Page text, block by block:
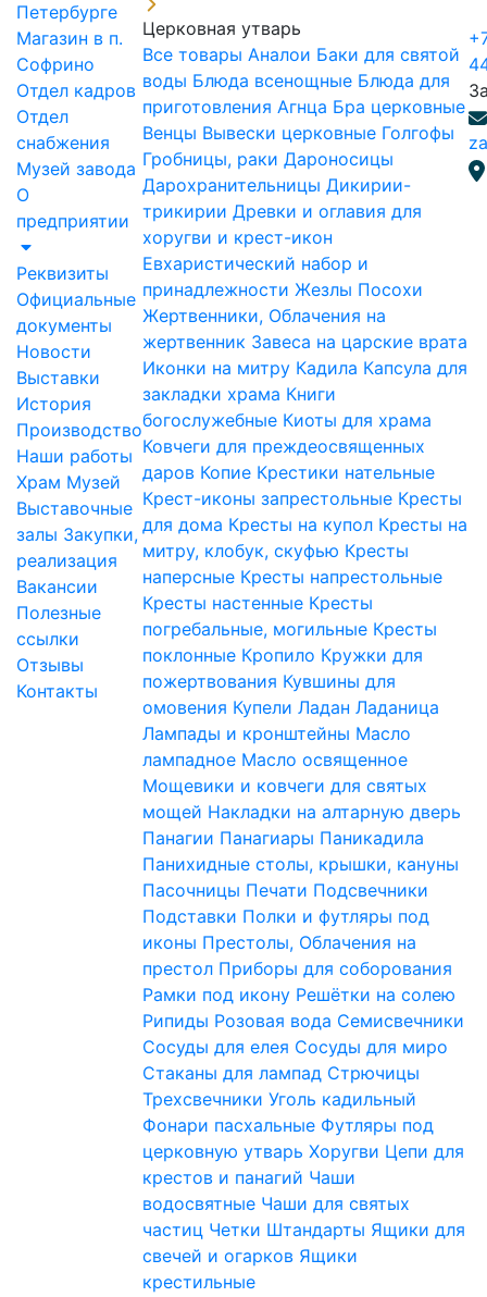
Петербурге
Магазин в п.
Софрино
Отдел кадров
Отдел
снабжения
Музей завода
О
предприятии
Реквизиты
Официальные
документы
Новости
Выставки
История
Производство
Наши работы
Храм Музей
Выставочные
залы Закупки,
реализация
Вакансии
Полезные
ссылки
Отзывы
Контакты
Церковная утварь
Все товары Аналои Баки для святой
воды Блюда всенощные Блюда для
приготовления Агнца Бра церковные
Венцы Вывески церковные Голгофы
Гробницы, раки Дароносицы
Дарохранительницы Дикирии-
трикирии Древки и оглавия для
хоругви и крест-икон
Евхаристический набор и
принадлежности Жезлы Посохи
Жертвенники, Облачения на
жертвенник Завеса на царские врата
Иконки на митру Кадила Капсула для
закладки храма Книги
богослужебные Киоты для храма
Ковчеги для преждеосвященных
даров Копие Крестики нательные
Крест-иконы запрестольные Кресты
для дома Кресты на купол Кресты на
митру, клобук, скуфью Кресты
наперсные Кресты напрестольные
Кресты настенные Кресты
погребальные, могильные Кресты
поклонные Кропило Кружки для
пожертвования Кувшины для
омовения Купели Ладан Ладаница
Лампады и кронштейны Масло
лампадное Масло освященное
Мощевики и ковчеги для святых
мощей Накладки на алтарную дверь
Панагии Панагиары Паникадила
Панихидные столы, крышки, кануны
Пасочницы Печати Подсвечники
Подставки Полки и футляры под
иконы Престолы, Облачения на
престол Приборы для соборования
Рамки под икону Решётки на солею
Рипиды Розовая вода Семисвечники
Сосуды для елея Сосуды для миро
Стаканы для лампад Стрючицы
Трехсвечники Уголь кадильный
Фонари пасхальные Футляры под
церковную утварь Хоругви Цепи для
крестов и панагий Чаши
водосвятные Чаши для святых
частиц Четки Штандарты Ящики для
свечей и огарков Ящики
крестильные